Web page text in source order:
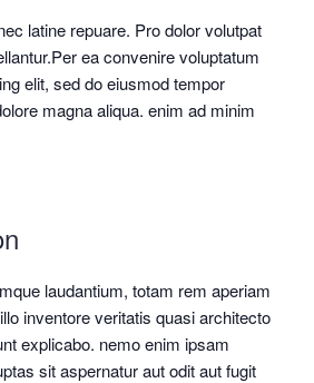
latine repuare. Pro dolor volutpat
ea convenire voluptatum
elit, sed do eiusmod tempor
magna aliqua. enim ad minim
laudantium, totam rem aperiam
inventore veritatis quasi architecto
explicabo. nemo enim ipsam
sit aspernatur aut odit aut fugit